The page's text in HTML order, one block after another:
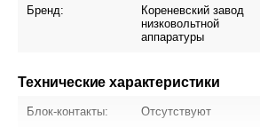
Бренд:
Кореневский завод
низковольтной
аппаратуры
Технические характеристики
Блок-контакты: Отсутствуют